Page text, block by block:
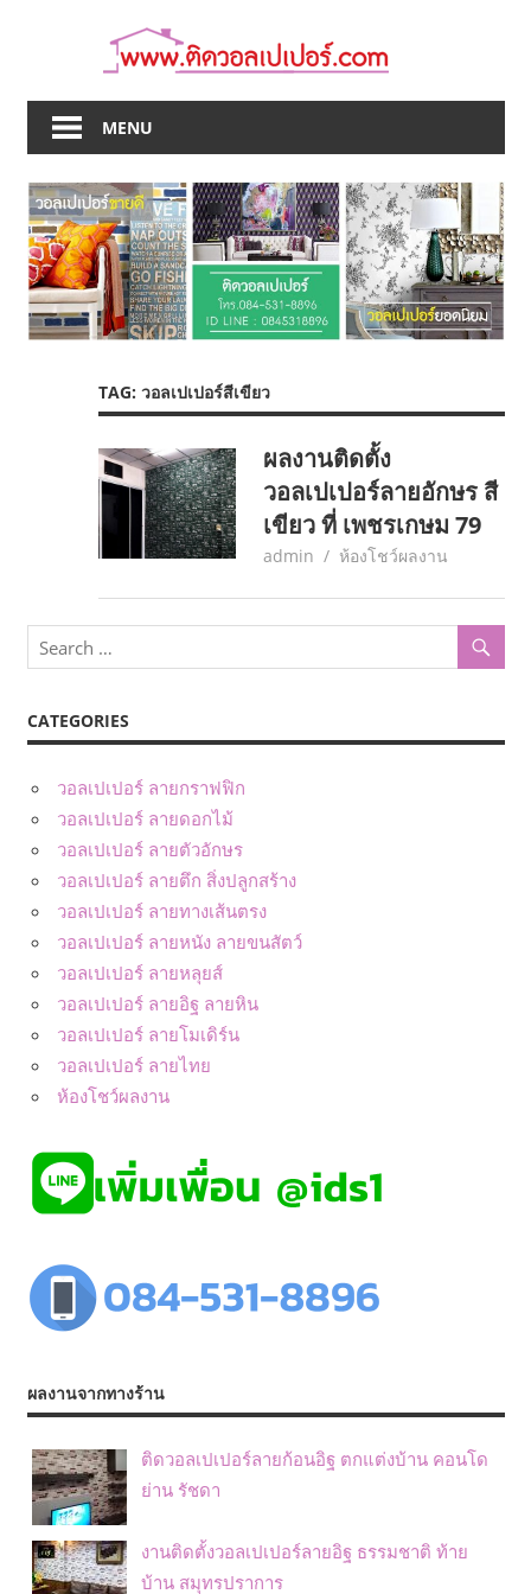
MENU
TAG: วอลเปเปอร์สีเขียว
ผลงานติดตั้ง
วอลเปเปอร์ลายอักษร สี
เขียว ที่ เพชรเกษม 79
March 4, 2017
admin ห้องโชว์ผลงาน
CATEGORIES
วอลเปเปอร์ ลายกราฟฟิก
วอลเปเปอร์ ลายดอกไม้
วอลเปเปอร์ ลายตัวอักษร
วอลเปเปอร์ ลายตึก สิ่งปลูกสร้าง
วอลเปเปอร์ ลายทางเส้นตรง
วอลเปเปอร์ ลายหนัง ลายขนสัตว์
วอลเปเปอร์ ลายหลุยส์
วอลเปเปอร์ ลายอิฐ ลายหิน
วอลเปเปอร์ ลายโมเดิร์น
วอลเปเปอร์ ลายไทย
ห้องโชว์ผลงาน
ผลงานจากทางร้าน
ติดวอลเปเปอร์ลายก้อนอิฐ ตกแต่งบ้าน คอนโด
ย่าน รัชดา
งานติดตั้งวอลเปเปอร์ลายอิฐ ธรรมชาติ ท้าย
บ้าน สมุทรปราการ